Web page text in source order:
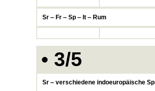
Sr ‒ Fr ‒ Sp ‒ It ‒ Rum
• 3/5
Sr ‒ verschiedene indoeuropäische